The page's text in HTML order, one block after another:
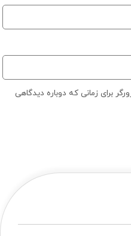
برای زمانی که دوباره دیدگاهی